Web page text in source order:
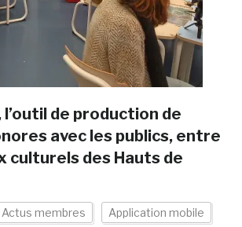
l’outil de production de
avec les publics, entre
culturels des Hauts de
Actus membres Application mobile